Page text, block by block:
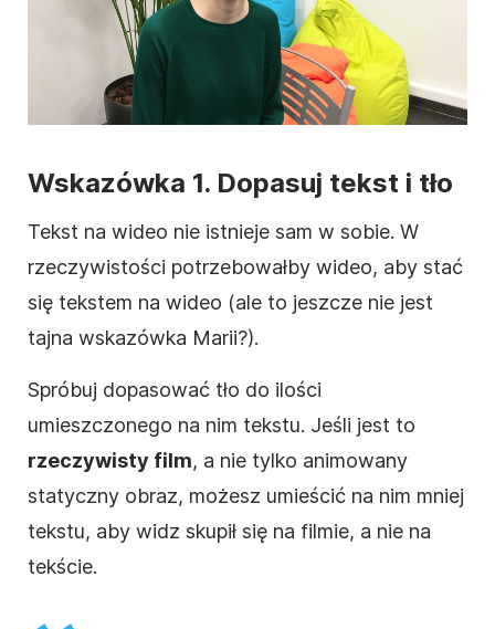
Wskazówka 1. Dopasuj tekst i tło
Tekst na wideo nie istnieje sam w sobie. W
rzeczywistości potrzebowałby wideo, aby stać
się tekstem na wideo (ale to jeszcze nie jest
tajna wskazówka Marii?).
Spróbuj dopasować tło do ilości
umieszczonego na nim tekstu. Jeśli jest to
rzeczywisty film, a nie tylko animowany
statyczny obraz, możesz umieścić na nim mniej
tekstu, aby widz skupił się na filmie, a nie na
tekście.